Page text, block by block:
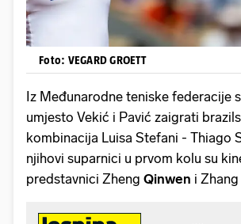
Foto: VEGARD GROETT
Iz Međunarodne teniske federacije
umjesto Vekić i Pavić zaigrati
kombinacija Luisa Stefani - Thiago
njihovi suparnici u prvom kolu su
predstavnici Zheng Qinwen i Zhang